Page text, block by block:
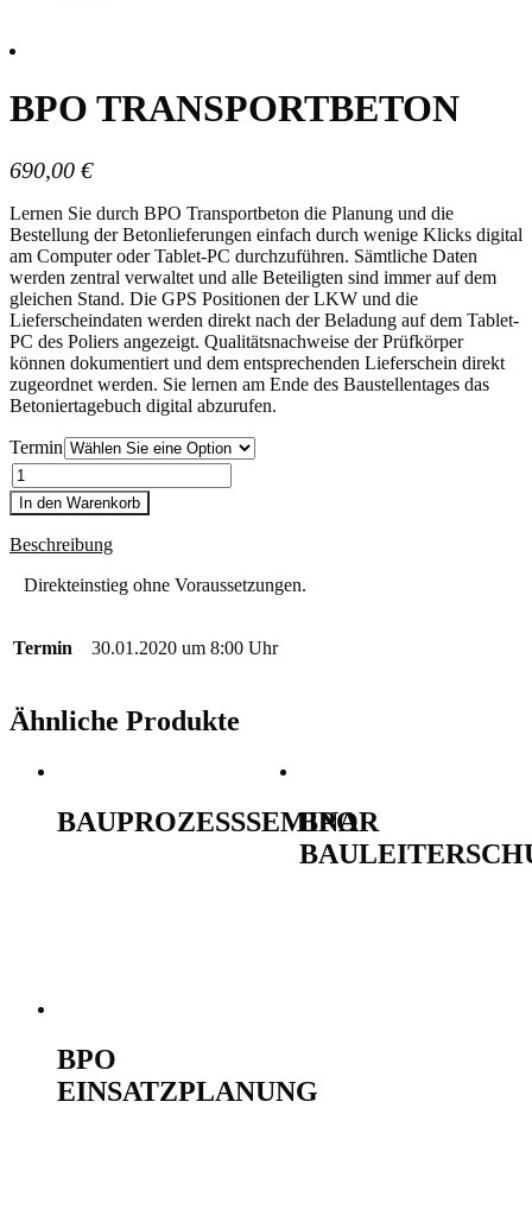
BPO TRANSPORTBETON
690,00 €
Lernen Sie durch BPO Transportbeton die Planung und die
Bestellung der Betonlieferungen einfach durch wenige Klicks digital
am Computer oder Tablet-PC durchzuführen. Sämtliche Daten
werden zentral verwaltet und alle Beteiligten sind immer auf dem
gleichen Stand. Die GPS Positionen der LKW und die
Lieferscheindaten werden direkt nach der Beladung auf dem Tablet-
PC des Poliers angezeigt. Qualitätsnachweise der Prüfkörper
können dokumentiert und dem entsprechenden Lieferschein direkt
zugeordnet werden. Sie lernen am Ende des Baustellentages das
Betoniertagebuch digital abzurufen.
Termin
Reservierungen
In den Warenkorb
Beschreibung
Direkteinstieg ohne Voraussetzungen.
Termin 30.01.2020 um 8:00 Uhr
Ähnliche Produkte
BAUPROZESSSEMINAR
BPO
BPO
EINSATZPLANUNG